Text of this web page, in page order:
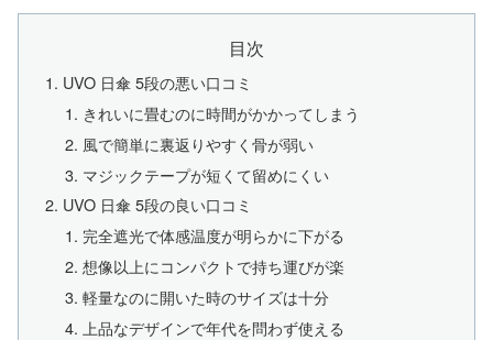
目次
UVO 日傘 5段の悪い口コミ
きれいに畳むのに時間がかかってしまう
風で簡単に裏返りやすく骨が弱い
マジックテープが短くて留めにくい
UVO 日傘 5段の良い口コミ
完全遮光で体感温度が明らかに下がる
想像以上にコンパクトで持ち運びが楽
軽量なのに開いた時のサイズは十分
上品なデザインで年代を問わず使える